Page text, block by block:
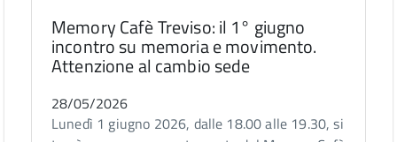
Memory Cafè Treviso: il 1° giugno
incontro su memoria e movimento.
Attenzione al cambio sede
28/05/2026
Lunedì 1 giugno 2026, dalle 18.00 alle 19.30, si